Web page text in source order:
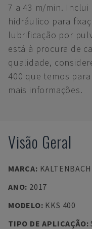
7 a 43 m/min.
hidráulico para
lubrificação por
está à procura de
qualidade,
400 que temos
mais informações.
Visão Geral
MARCA: KALTENBACH
ANO: 2017
MODELO: KKS 400
TIPO DE APLICAÇÃO: